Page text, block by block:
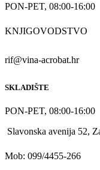
PON-PET, 08:00-16:00
KNJIGOVODSTVO
rif@vina-acrobat.hr
SKLADIŠTE
PON-PET, 08:00-16:00
Slavonska avenija 52,
Mob: 099/4455-266